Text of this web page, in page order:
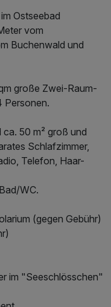
Ostseebad
vom
Buchenwald und
große Zwei-Raum-
Personen.
50 m² groß und
Schlafzimmer,
Telefon, Haar-
WC.
(gegen Gebühr)
im "Seeschlösschen"